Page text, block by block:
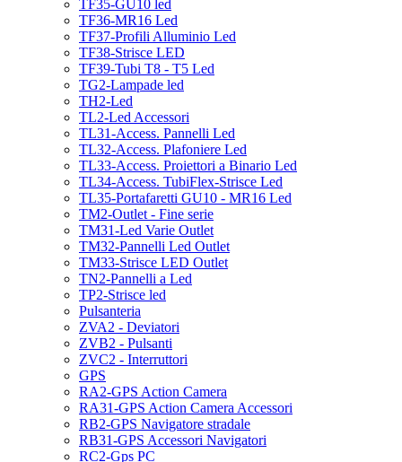
TF35-GU10 led
TF36-MR16 Led
TF37-Profili Alluminio Led
TF38-Strisce LED
TF39-Tubi T8 - T5 Led
TG2-Lampade led
TH2-Led
TL2-Led Accessori
TL31-Access. Pannelli Led
TL32-Access. Plafoniere Led
TL33-Access. Proiettori a Binario Led
TL34-Access. TubiFlex-Strisce Led
TL35-Portafaretti GU10 - MR16 Led
TM2-Outlet - Fine serie
TM31-Led Varie Outlet
TM32-Pannelli Led Outlet
TM33-Strisce LED Outlet
TN2-Pannelli a Led
TP2-Strisce led
Pulsanteria
ZVA2 - Deviatori
ZVB2 - Pulsanti
ZVC2 - Interruttori
GPS
RA2-GPS Action Camera
RA31-GPS Action Camera Accessori
RB2-GPS Navigatore stradale
RB31-GPS Accessori Navigatori
RC2-Gps PC